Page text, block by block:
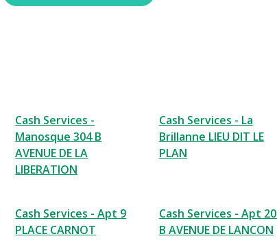
Cash Services -
Manosque 304 B
AVENUE DE LA
LIBERATION
Cash Services - La
Brillanne LIEU DIT LE
PLAN
Cash Services - Apt 9
PLACE CARNOT
Cash Services - Apt
B AVENUE DE LANCON